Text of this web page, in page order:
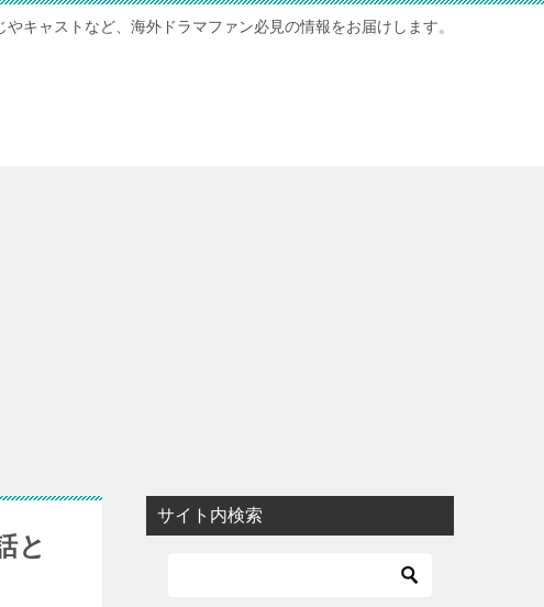
キャストなど、海外ドラマファン必見の情報をお届けします。
と
サイト内検索